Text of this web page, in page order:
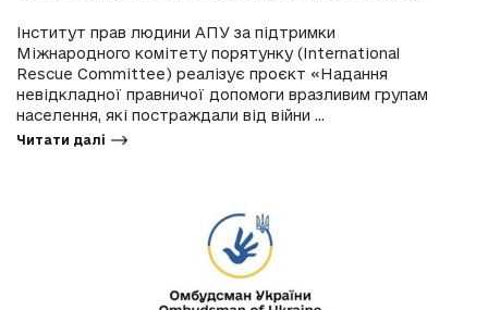
Інститут прав людини АПУ за підтримки
Міжнародного комітету порятунку (International
Rescue Committee) реалізує проєкт «Надання
невідкладної правничої допомоги вразливим групам
населення, які постраждали від війни ...
Читати далі